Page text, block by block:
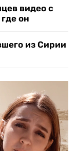
видео с
он
из Сирии